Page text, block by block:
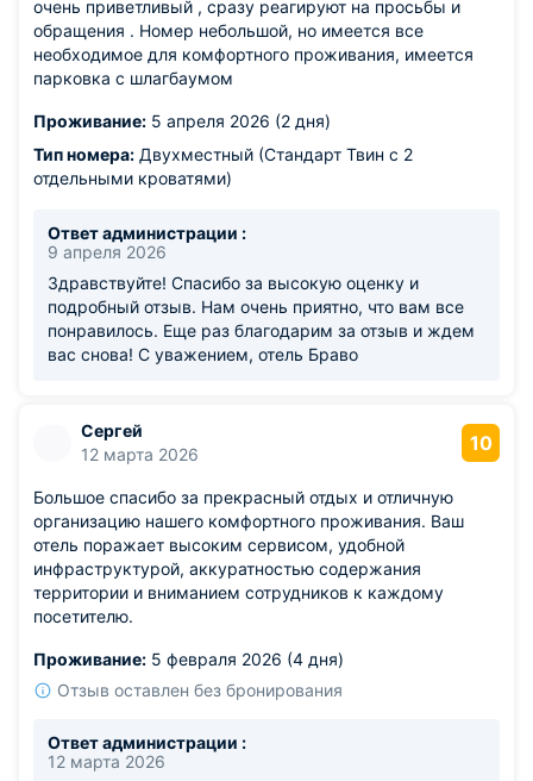
очень приветливый , сразу реагируют на просьбы и
обращения . Номер небольшой, но имеется все
необходимое для комфортного проживания, имеется
парковка с шлагбаумом
Проживание: 5 апреля 2026 (2 дня)
Тип номера: Двухместный (Стандарт Твин с 2
отдельными кроватями)
Ответ администрации :
9 апреля 2026
Здравствуйте! Спасибо за высокую оценку и
подробный отзыв. Нам очень приятно, что вам все
понравилось. Еще раз благодарим за отзыв и ждем
вас снова! С уважением, отель Браво
Сергей
12 марта 2026
10
Большое спасибо за прекрасный отдых и отличную
организацию нашего комфортного проживания. Ваш
отель поражает высоким сервисом, удобной
инфраструктурой, аккуратностью содержания
территории и вниманием сотрудников к каждому
посетителю.
Проживание: 5 февраля 2026 (4 дня)
Отзыв оставлен без бронирования
Ответ администрации :
12 марта 2026